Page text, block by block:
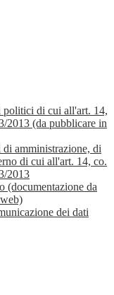
di cui all'art. 14,
2013 (da pubblicare in
amministrazione, di
di cui all'art. 14, co.
2013
(documentazione da
dei dati